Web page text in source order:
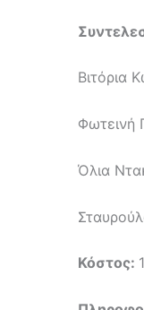
Βιτόρια
Φωτεινή
Όλια
Κόστος: